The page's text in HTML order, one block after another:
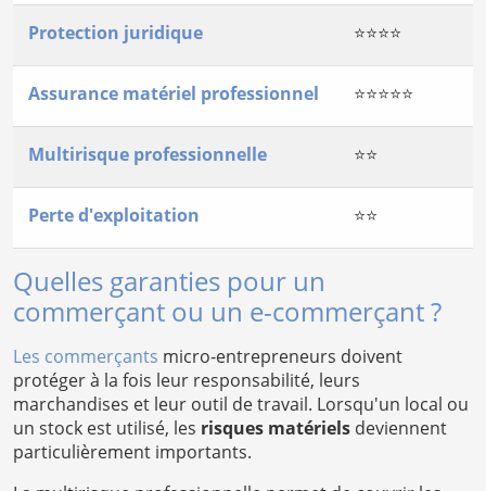
Protection juridique ⭐⭐⭐⭐
Assurance matériel professionnel ⭐⭐⭐⭐⭐
Multirisque professionnelle ⭐⭐
Perte d'exploitation ⭐⭐
Quelles garanties pour un
commerçant ou un e-commerçant ?
Les commerçants micro-entrepreneurs doivent
protéger à la fois leur responsabilité, leurs
marchandises et leur outil de travail. Lorsqu'un local ou
un stock est utilisé, les risques matériels deviennent
particulièrement importants.